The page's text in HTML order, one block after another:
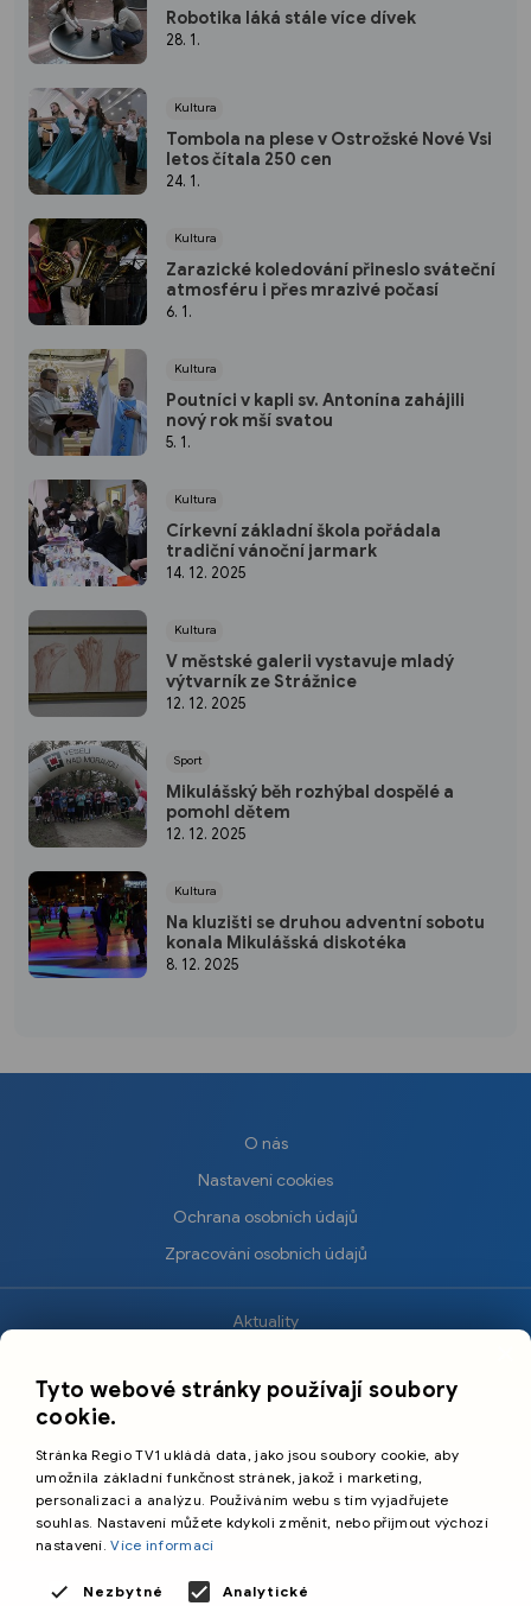
Robotika láká stále více dívek
28. 1.
Kultura
Tombola na plese v Ostrožské Nové Vsi
letos čítala 250 cen
24. 1.
Kultura
Zarazické koledování přineslo sváteční
atmosféru i přes mrazivé počasí
6. 1.
Kultura
Poutníci v kapli sv. Antonína zahájili
nový rok mší svatou
5. 1.
Kultura
Církevní základní škola pořádala
tradiční vánoční jarmark
14. 12. 2025
Kultura
V městské galerii vystavuje mladý
výtvarník ze Strážnice
12. 12. 2025
Sport
Mikulášský běh rozhýbal dospělé a
pomohl dětem
12. 12. 2025
Kultura
Na kluzišti se druhou adventní sobotu
konala Mikulášská diskotéka
8. 12. 2025
O nás
Nastavení cookies
Ochrana osobních údajů
Zpracování osobních údajů
Aktuality
Sport
Cestování
Primetime Media s.r.o.
Tyto webové stránky používají soubory
cookie.
Stránka Regio TV1 ukládá data, jako jsou soubory cookie, aby
umožnila základní funkčnost stránek, jakož i marketing,
personalizaci a analýzu. Používáním webu s tím vyjadřujete
souhlas. Nastavení můžete kdykoli změnit, nebo přijmout výchozí
nastavení.Více informací
Nezbytné Analytické